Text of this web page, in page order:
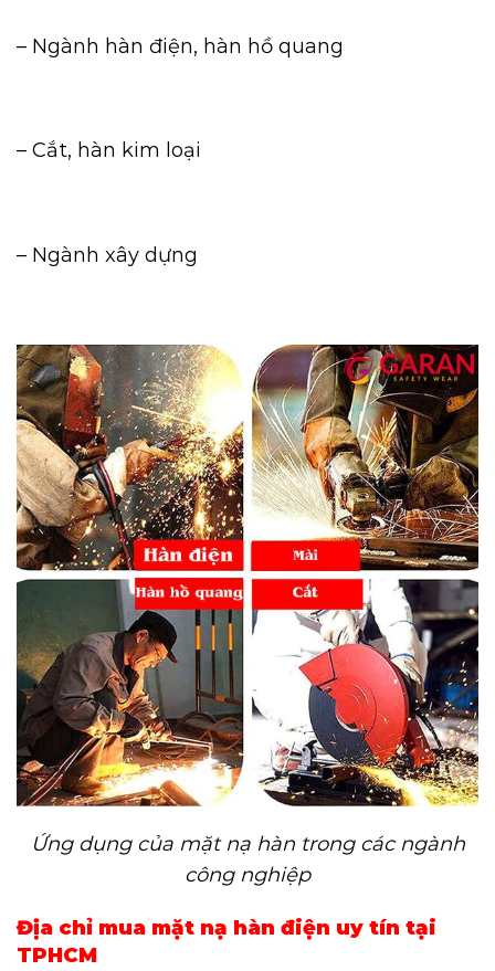
– Ngành hàn điện, hàn hồ quang
– Cắt, hàn kim loại
– Ngành xây dựng
Ứng dụng của mặt nạ hàn trong các ngành
công nghiệp
Địa chỉ mua mặt nạ hàn điện uy tín tại
TPHCM